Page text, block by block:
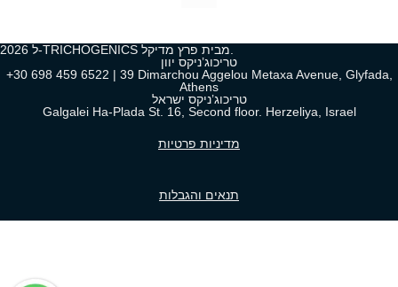
2026 ל-TRICHOGENICS מבית פרץ מדיקל.
טריכוג’ניקס יוון
+30 698 459 6522 | 39 Dimarchou Aggelou Metaxa Avenue, Glyfada,
Athens
טריכוג’ניקס ישראל
Galgalei Ha-Plada St. 16, Second floor. Herzeliya, Israel
מדיניות פרטיות
תנאים והגבלות